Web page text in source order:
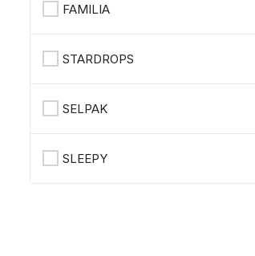
FAMILIA
STARDROPS
SELPAK
SLEEPY